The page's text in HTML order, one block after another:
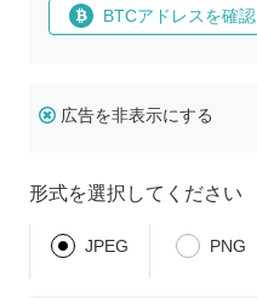
BTCアドレスを確認
広告を非表示にする
形式を選択してください
JPEG PNG